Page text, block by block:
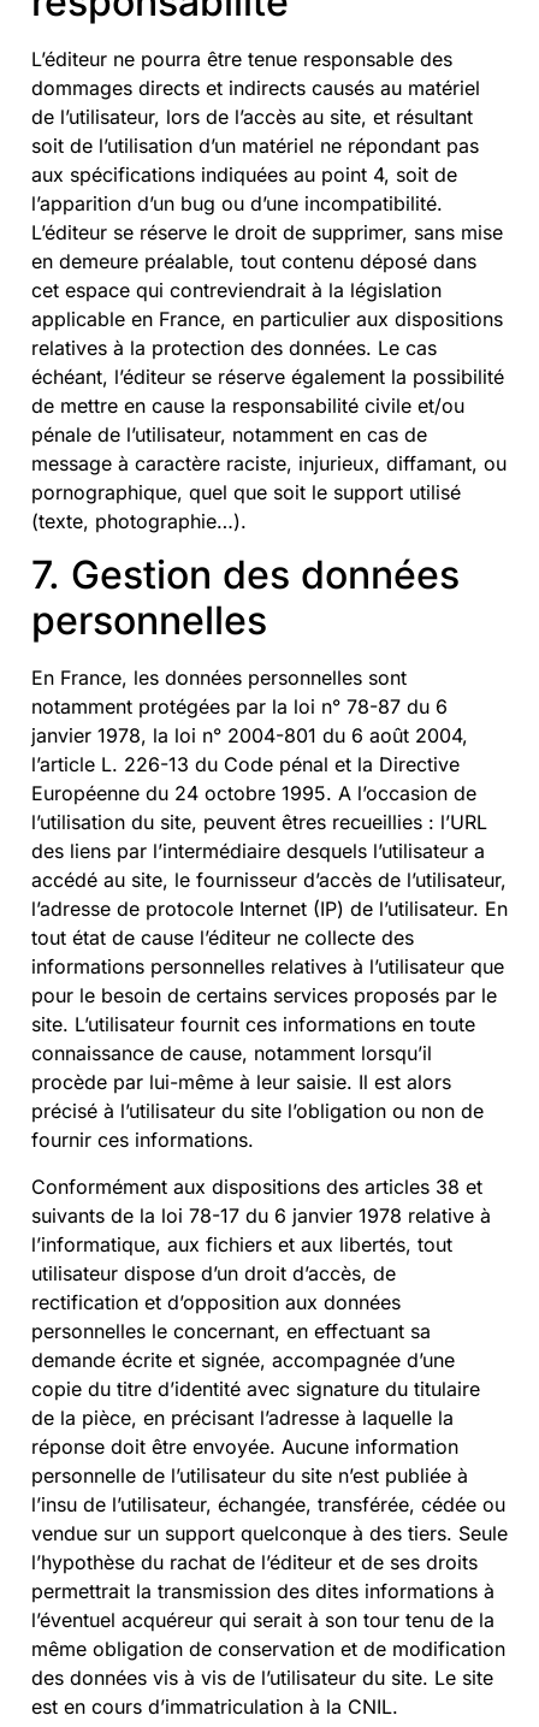
L’éditeur ne pourra être tenue responsable des
dommages directs et indirects causés au matériel
de l’utilisateur, lors de l’accès au site, et résultant
soit de l’utilisation d’un matériel ne répondant pas
aux spécifications indiquées au point 4, soit de
l’apparition d’un bug ou d’une incompatibilité.
L’éditeur se réserve le droit de supprimer, sans mise
en demeure préalable, tout contenu déposé dans
cet espace qui contreviendrait à la législation
applicable en France, en particulier aux dispositions
relatives à la protection des données. Le cas
échéant, l’éditeur se réserve également la possibilité
de mettre en cause la responsabilité civile et/ou
pénale de l’utilisateur, notamment en cas de
message à caractère raciste, injurieux, diffamant, ou
pornographique, quel que soit le support utilisé
(texte, photographie…).
7. Gestion des données
personnelles
En France, les données personnelles sont
notamment protégées par la loi n° 78-87 du 6
janvier 1978, la loi n° 2004-801 du 6 août 2004,
l’article L. 226-13 du Code pénal et la Directive
Européenne du 24 octobre 1995. A l’occasion de
l’utilisation du site, peuvent êtres recueillies : l’URL
des liens par l’intermédiaire desquels l’utilisateur a
accédé au site, le fournisseur d’accès de l’utilisateur,
l’adresse de protocole Internet (IP) de l’utilisateur. En
tout état de cause l’éditeur ne collecte des
informations personnelles relatives à l’utilisateur que
pour le besoin de certains services proposés par le
site. L’utilisateur fournit ces informations en toute
connaissance de cause, notamment lorsqu’il
procède par lui-même à leur saisie. Il est alors
précisé à l’utilisateur du site l’obligation ou non de
fournir ces informations.
Conformément aux dispositions des articles 38 et
suivants de la loi 78-17 du 6 janvier 1978 relative à
l’informatique, aux fichiers et aux libertés, tout
utilisateur dispose d’un droit d’accès, de
rectification et d’opposition aux données
personnelles le concernant, en effectuant sa
demande écrite et signée, accompagnée d’une
copie du titre d’identité avec signature du titulaire
de la pièce, en précisant l’adresse à laquelle la
réponse doit être envoyée. Aucune information
personnelle de l’utilisateur du site n’est publiée à
l’insu de l’utilisateur, échangée, transférée, cédée ou
vendue sur un support quelconque à des tiers. Seule
l’hypothèse du rachat de l’éditeur et de ses droits
permettrait la transmission des dites informations à
l’éventuel acquéreur qui serait à son tour tenu de la
même obligation de conservation et de modification
des données vis à vis de l’utilisateur du site. Le site
est en cours d’immatriculation à la CNIL.